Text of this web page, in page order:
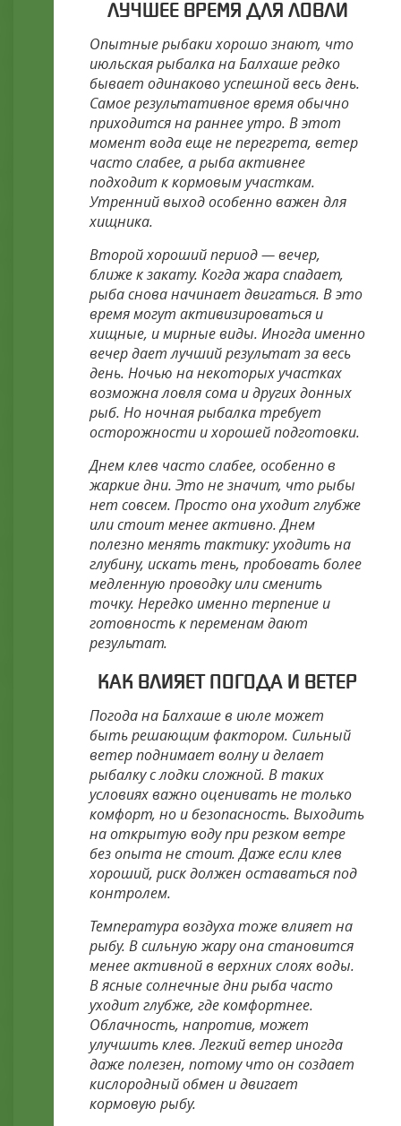
ЛУЧШЕЕ ВРЕМЯ ДЛЯ ЛОВЛИ
Опытные рыбаки хорошо знают, что
июльская рыбалка на Балхаше редко
бывает одинаково успешной весь день.
Самое результативное время обычно
приходится на раннее утро. В этот
момент вода еще не перегрета, ветер
часто слабее, а рыба активнее
подходит к кормовым участкам.
Утренний выход особенно важен для
хищника.
Второй хороший период — вечер,
ближе к закату. Когда жара спадает,
рыба снова начинает двигаться. В это
время могут активизироваться и
хищные, и мирные виды. Иногда именно
вечер дает лучший результат за весь
день. Ночью на некоторых участках
возможна ловля сома и других донных
рыб. Но ночная рыбалка требует
осторожности и хорошей подготовки.
Днем клев часто слабее, особенно в
жаркие дни. Это не значит, что рыбы
нет совсем. Просто она уходит глубже
или стоит менее активно. Днем
полезно менять тактику: уходить на
глубину, искать тень, пробовать более
медленную проводку или сменить
точку. Нередко именно терпение и
готовность к переменам дают
результат.
КАК ВЛИЯЕТ ПОГОДА И ВЕТЕР
Погода на Балхаше в июле может
быть решающим фактором. Сильный
ветер поднимает волну и делает
рыбалку с лодки сложной. В таких
условиях важно оценивать не только
комфорт, но и безопасность. Выходить
на открытую воду при резком ветре
без опыта не стоит. Даже если клев
хороший, риск должен оставаться под
контролем.
Температура воздуха тоже влияет на
рыбу. В сильную жару она становится
менее активной в верхних слоях воды.
В ясные солнечные дни рыба часто
уходит глубже, где комфортнее.
Облачность, напротив, может
улучшить клев. Легкий ветер иногда
даже полезен, потому что он создает
кислородный обмен и двигает
кормовую рыбу.